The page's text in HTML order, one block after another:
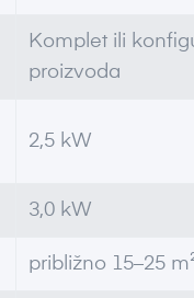
Komplet ili
proizvoda
2,5 kW
3,0 kW
približno 15–25